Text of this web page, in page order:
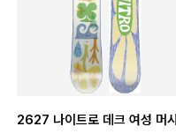
2627 나이트로 데크 여성 머시